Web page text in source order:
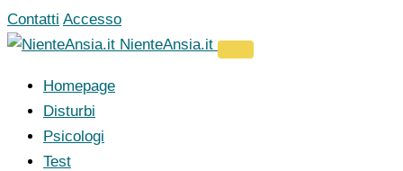
Vai
al
Contatti Accesso
NienteAnsia.it
Homepage
Disturbi
Psicologi
Test